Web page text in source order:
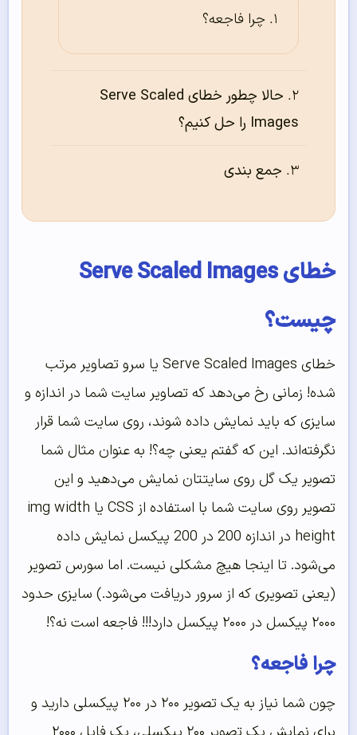
چرا فاجعه؟
حالا چطور خطای Serve Scaled
Images را حل کنیم؟
جمع بندی
خطای Serve Scaled Images
چیست؟
خطای Serve Scaled Images یا سرو تصاویر مرتب
شده! زمانی رخ می‌دهد که تصاویر سایت شما در اندازه و
سایزی که باید نمایش داده شوند، روی سایت شما قرار
نگرفته‌اند. این که گفتم یعنی چه؟! به عنوان مثال شما
تصویر یک گل روی سایتتان نمایش می‌دهید و این
تصویر روی سایت شما با استفاده از CSS یا img width
height در اندازه 200 در 200 پیکسل نمایش داده
می‌شود. تا اینجا هیچ مشکلی نیست. اما سورس تصویر
(یعنی تصویری که از سرور دریافت می‌شود.) سایزی حدود
۲۰۰۰ پیکسل در ۲۰۰۰ پیکسل دارد!!! فاجعه است نه؟!
چرا فاجعه؟
چون شما نیاز به یک تصویر ۲۰۰ در ۲۰۰ پیکسلی دارید و